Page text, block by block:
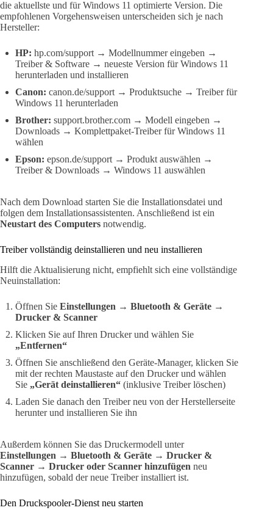
die aktuellste und für Windows 11 optimierte Version. Die
empfohlenen Vorgehensweisen unterscheiden sich je nach
Hersteller:
HP: hp.com/support → Modellnummer eingeben →
Treiber & Software → neueste Version für Windows 11
herunterladen und installieren
Canon: canon.de/support → Produktsuche → Treiber für
Windows 11 herunterladen
Brother: support.brother.com → Modell eingeben →
Downloads → Komplettpaket-Treiber für Windows 11
wählen
Epson: epson.de/support → Produkt auswählen →
Treiber & Downloads → Windows 11 auswählen
Nach dem Download starten Sie die Installationsdatei und
folgen dem Installationsassistenten. Anschließend ist ein
Neustart des Computers notwendig.
Treiber vollständig deinstallieren und neu installieren
Hilft die Aktualisierung nicht, empfiehlt sich eine vollständige
Neuinstallation:
Öffnen Sie Einstellungen → Bluetooth & Geräte →
Drucker & Scanner
Klicken Sie auf Ihren Drucker und wählen Sie
„Entfernen“
Öffnen Sie anschließend den Geräte-Manager, klicken Sie
mit der rechten Maustaste auf den Drucker und wählen
Sie „Gerät deinstallieren“ (inklusive Treiber löschen)
Laden Sie danach den Treiber neu von der Herstellerseite
herunter und installieren Sie ihn
Außerdem können Sie das Druckermodell unter
Einstellungen → Bluetooth & Geräte → Drucker &
Scanner → Drucker oder Scanner hinzufügen neu
hinzufügen, sobald der neue Treiber installiert ist.
Den Druckspooler-Dienst neu starten